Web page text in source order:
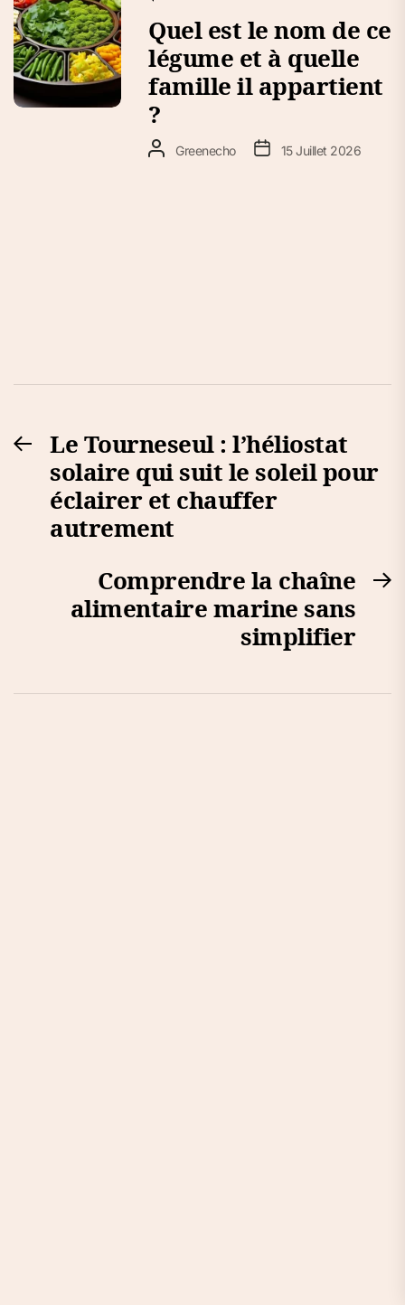
Quel est le nom de ce
légume et à quelle
famille il appartient
?
Greenecho 15 Juillet 2026
Navigation
de
l’article
PreviousLe Tourneseul : l’héliostat
solaire qui suit le soleil pour
éclairer et chauffer
autrement
Comprendre la chaîne
alimentaire marine sans
simplifier